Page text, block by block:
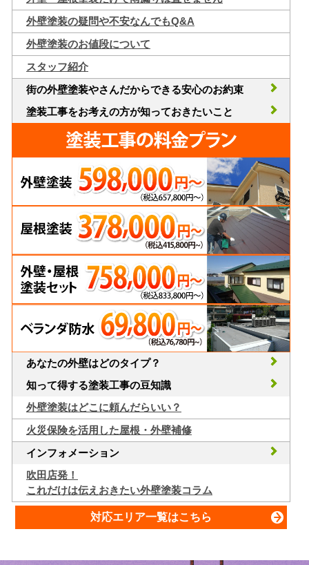
外壁塗装の疑問や不安なんでもQ&A
外壁塗装のお値段について
スタッフ紹介
街の外壁塗装やさんだからできる安心のお約束
塗装工事をお考えの方が知っておきたいこと
あなたの外壁はどのタイプ？
知って得する塗装工事の豆知識
外壁塗装はどこに頼んだらいい？
火災保険を活用した屋根・外壁補修
インフォメーション
吹田店発！
これだけは伝えおきたい外壁塗装コラム
対応エリア一覧はこちら